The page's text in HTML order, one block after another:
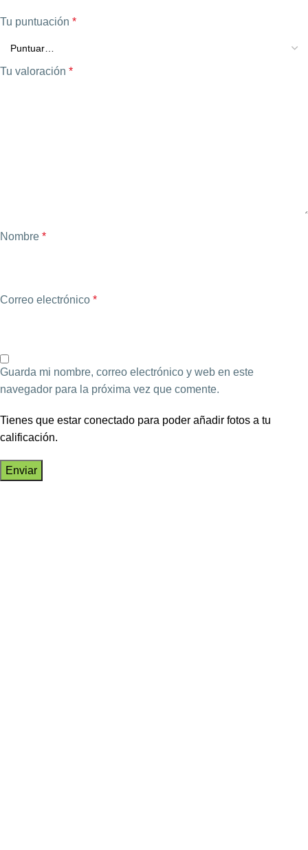
Tu puntuación *
Tu valoración *
Nombre *
Correo electrónico *
Guarda mi nombre, correo electrónico y web en este
navegador para la próxima vez que comente.
Tienes que estar conectado para poder añadir fotos a tu
calificación.